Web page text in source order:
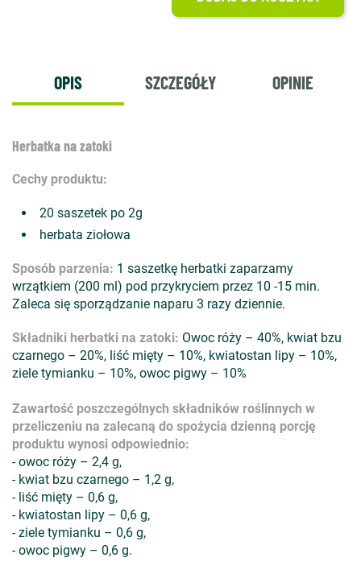
OPIS SZCZEGÓŁY OPINIE
Herbatka na zatoki
Cechy produktu:
20 saszetek po 2g
herbata ziołowa
Sposób parzenia: 1 saszetkę herbatki zaparzamy
wrzątkiem (200 ml) pod przykryciem przez 10 -15 min.
Zaleca się sporządzanie naparu 3 razy dziennie.
Składniki herbatki na zatoki: Owoc róży – 40%, kwiat bzu
czarnego – 20%, liść mięty – 10%, kwiatostan lipy – 10%,
ziele tymianku – 10%, owoc pigwy – 10%
Zawartość poszczególnych składników roślinnych w
przeliczeniu na zalecaną do spożycia dzienną porcję
produktu wynosi odpowiednio:
- owoc róży – 2,4 g,
- kwiat bzu czarnego – 1,2 g,
- liść mięty – 0,6 g,
- kwiatostan lipy – 0,6 g,
- ziele tymianku – 0,6 g,
- owoc pigwy – 0,6 g.